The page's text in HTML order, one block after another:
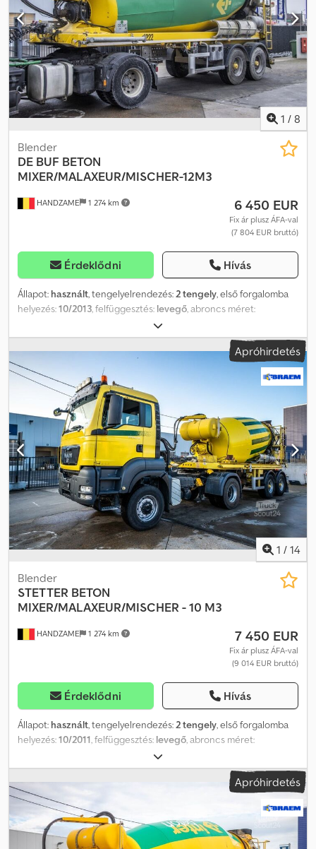
1 / 8
HANDZAME 1 274 km
Blender
DE BUF BETON
MIXER/MALAXEUR/MISCHER-12M3
6 450 EUR
Fix ár plusz ÁFA-val
(7 804 EUR bruttó)
Érdeklődni Hívás
Állapot: használt, tengelyelrendezés:2 tengely, első forgalomba
helyezés:10/2013, felfüggesztés: levegő, abroncs méret:
1 300 mm
anyag: Beton Gumiabroncs méret: 425/65r22.5 Felfüggesztés:
Légrugós Hajtás: Kerekes Saját tömeg: 7 120 kg Hasznos
teherbírás: 28 880 kg Megengedett össztömeg: 36 000 kg Dsdpfx
Ajuc Ebhockeck
Apróhirdetés
1 / 14
HANDZAME 1 274 km
Blender
STETTER BETON
MIXER/MALAXEUR/MISCHER - 10 M3
7 450 EUR
Fix ár plusz ÁFA-val
(9 014 EUR bruttó)
Érdeklődni Hívás
Állapot: használt, tengelyelrendezés:2 tengely, első forgalomba
helyezés:10/2011, felfüggesztés: levegő, abroncs méret:
1 300 mm
Felhasználható anyag: Beton Felfüggesztés: Légrugózás Hátsó
tengely 1: gumiabroncsméret: 425/65/R22,5 Hátsó tengely 2:
gumiabroncsméret: 425/65/R22,5 Meghajtás: Kerekes Djdpfx
Aoxzdf Rockeck Felkészítés márkája: STETTER
Apróhirdetés